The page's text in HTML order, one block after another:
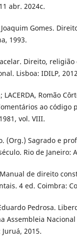
abr. 2024c.
Joaquim Gomes.
1993.
Direito,
Lisboa: IDILP,
Romão
ao código
vol. VIII.
(Org.) Sagrado e
Rio de Janeiro:
de direito
4 ed. Coimbra:
Pedrosa.
Assembleia
2015.